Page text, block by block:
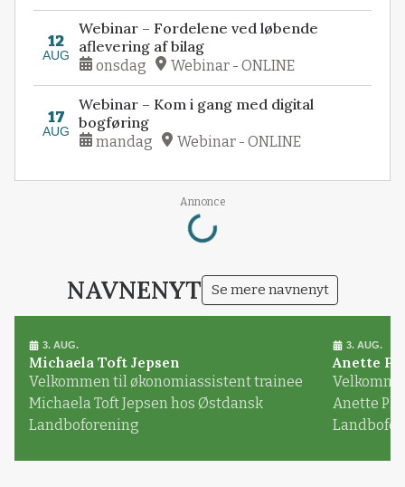
12
AUG
Webinar – Fordelene ved løbende
aflevering af bilag
onsdag Webinar - ONLINE
17
AUG
Webinar – Kom i gang med digital
bogføring
mandag Webinar - ONLINE
Annonce
Loading...
NAVNENYT Se mere navnenyt
3. AUG.
Michaela Toft Jepsen
Velkommen til økonomiassistent trainee
Michaela Toft Jepsen hos Østdansk
Landboforening
3. AUG.
Anette
Anette